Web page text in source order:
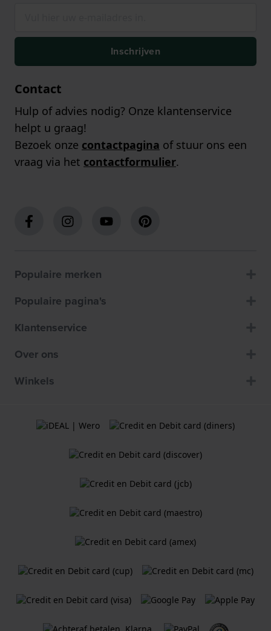
Inschrijven
Contact
Hulp of advies nodig? Onze klantenservice
helpt u graag!
Bezoek onze contactpagina of stuur ons een
vraag via het contactformulier.
Populaire merken
Populaire pagina's
Klantenservice
Over ons
Winkels